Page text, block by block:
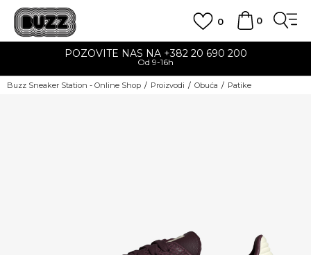
0
0
POZOVITE NAS NA +382 20 690 200
Od 9-16h
Buzz Sneaker Station - Online Shop Proizvodi Obuća Patike